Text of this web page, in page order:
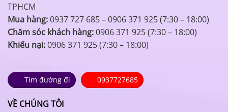
TPHCM
Mua hàng:0937 727 685 – 0906 371 925 (7:30 – 18:00)
Chăm sóc khách hàng:0906 371 925 (7:30 – 18:00)
Khiếu nại:0906 371 925 (7:30 – 18:00)
Tìm đường đi 0937727685
VỀ CHÚNG TÔI